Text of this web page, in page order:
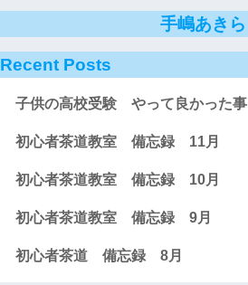
手嶋あきら
Recent Posts
子供の高校受験 やって良かった事
初心者茶道教室 備忘録 11月
初心者茶道教室 備忘録 10月
初心者茶道教室 備忘録 9月
初心者茶道 備忘録 8月